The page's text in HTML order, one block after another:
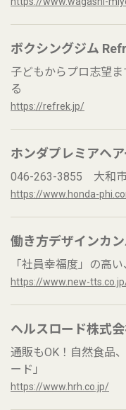
ボクシングジム
子どもからプロ志望
る
https://refrek.jp/
ホンダプレミアヘア
046-263-3855 大和
https://www.honda-
働き方デザインカ
「社員幸福度」の高
https://www.new-
ヘルスロード株式
通販もOK！自然食品
ード」
https://www.hrh.co.jp/